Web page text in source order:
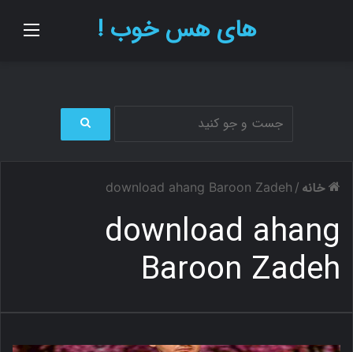
های هس خوب !
ج
خانه /
download ahang Baroon Zadeh
download ahang
Baroon Zadeh